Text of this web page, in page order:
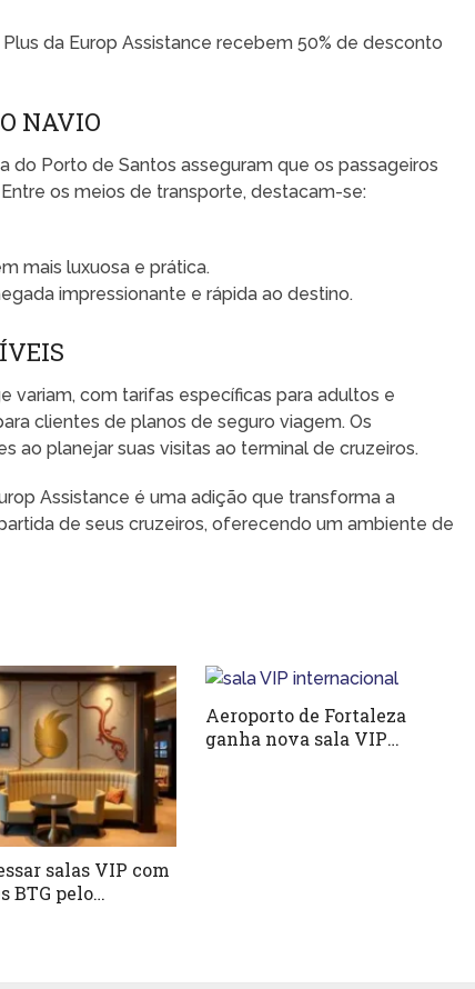
da Europ Assistance recebem 50% de desconto
NAVIO
do Porto de Santos asseguram que os passageiros
os meios de transporte, destacam-se:
mais luxuosa e prática.
impressionante e rápida ao destino.
variam, com tarifas específicas para adultos e
clientes de planos de seguro viagem. Os
ao planejar suas visitas ao terminal de cruzeiros.
Assistance é uma adição que transforma a
de seus cruzeiros, oferecendo um ambiente de
salas VIP com
BTG pelo
Aeroporto de Fortaleza
ganha nova sala VIP